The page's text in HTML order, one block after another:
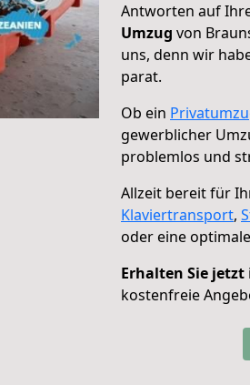
Antworten auf
Umzug von
uns, denn wir
parat.
Ob ein
gewerblicher
problemlos und
Allzeit bereit für
Klaviertransport,
oder eine optimale
Erhalten Sie jetzt
kostenfreie